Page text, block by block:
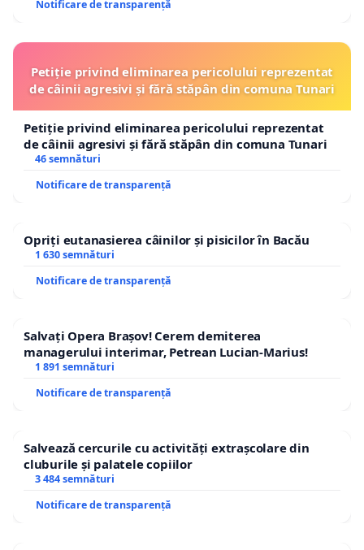
Notificare de transparență
Petiție privind eliminarea pericolului reprezentat
de câinii agresivi și fără stăpân din comuna Tunari
Petiție privind eliminarea pericolului reprezentat
de câinii agresivi și fără stăpân din comuna Tunari
46 semnături
Notificare de transparență
Opriți eutanasierea câinilor și pisicilor în Bacău
1 630 semnături
Notificare de transparență
Salvați Opera Brașov! Cerem demiterea
managerului interimar, Petrean Lucian-Marius!
1 891 semnături
Notificare de transparență
Salvează cercurile cu activități extrașcolare din
cluburile și palatele copiilor
3 484 semnături
Notificare de transparență